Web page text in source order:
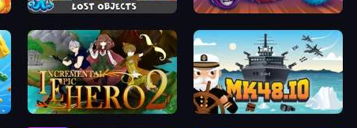
Find Me: Lost Objects Worms.Zone
Incremental Epic Hero 2 Mk48.io